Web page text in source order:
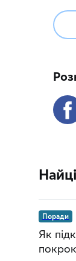
Поради
Як